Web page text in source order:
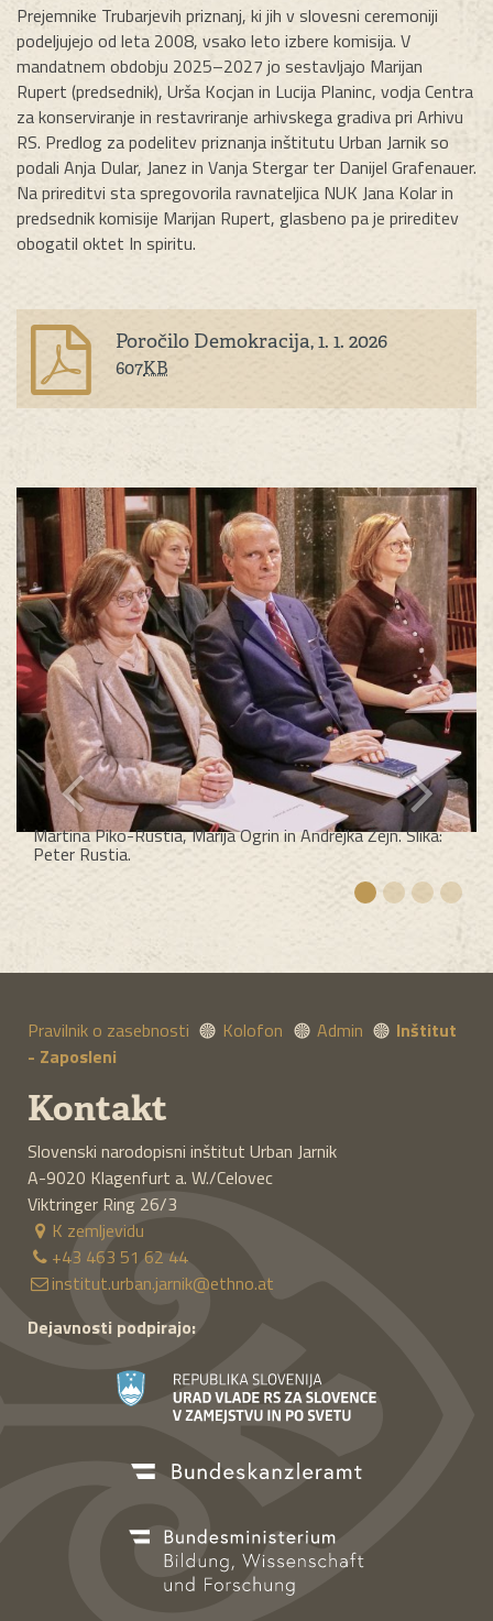
Prejemnike Trubarjevih priznanj, ki jih v slovesni ceremoniji
podeljujejo od leta 2008, vsako leto izbere komisija. V
mandatnem obdobju 2025–2027 jo sestavljajo Marijan
Rupert (predsednik), Urša Kocjan in Lucija Planinc, vodja Centra
za konserviranje in restavriranje arhivskega gradiva pri Arhivu
RS. Predlog za podelitev priznanja inštitutu Urban Jarnik so
podali Anja Dular, Janez in Vanja Stergar ter Danijel Grafenauer.
Na prireditvi sta spregovorila ravnateljica NUK Jana Kolar in
predsednik komisije Marijan Rupert, glasbeno pa je prireditev
obogatil oktet In spiritu.
Poročilo Demokracija, 1. 1. 2026
607KB
Martina Piko-Rustia, Marija Ogrin in Andrejka Žejn. Slika:
Peter Rustia.
Pravilnik o zasebnosti Kolofon Admin
Inštitut
- Zaposleni
Kontakt
Slovenski narodopisni inštitut Urban Jarnik
A-9020 Klagenfurt a. W./Celovec
Viktringer Ring 26/3
K zemljevidu
+43 463 51 62 44
institut.urban.jarnik@ethno.at
Dejavnosti podpirajo: